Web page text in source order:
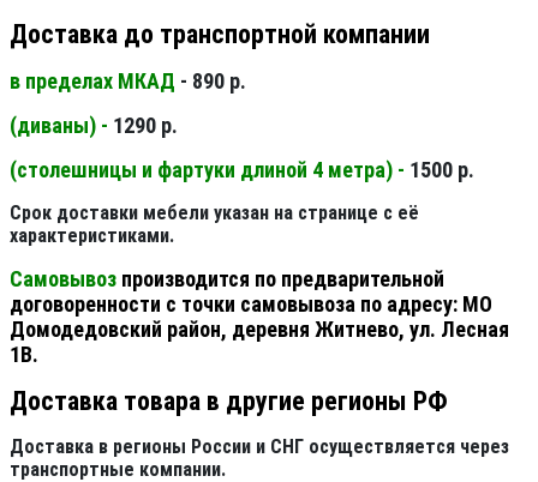
Доставка до транспортной компании
в пределах МКАД - 890 р.
(диваны) - 1290 р.
(столешницы и фартуки длиной 4 метра) - 1500 р.
Срок доставки мебели указан на странице с её
характеристиками.
Самовывоз производится по предварительной
договоренности с точки самовывоза по адресу: МО
Домодедовский район, деревня Житнево, ул. Лесная
1В.
Доставка товара в другие регионы РФ
Доставка в регионы России и СНГ осуществляется через
транспортные компании.